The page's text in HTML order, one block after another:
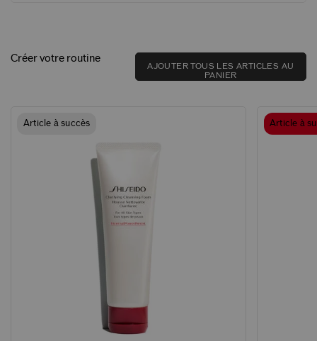
Créer votre routine
AJOUTER TOUS LES ARTICLES AU
PANIER
Article à succès Article à